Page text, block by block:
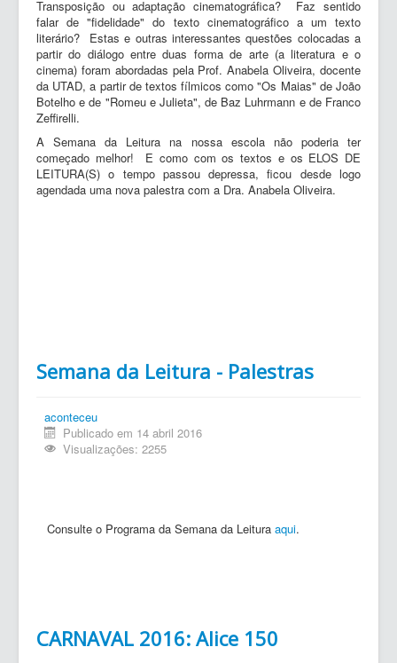
Transposição ou adaptação cinematográfica? Faz sentido
falar de "fidelidade" do texto cinematográfico a um texto
literário? Estas e outras interessantes questões colocadas a
partir do diálogo entre duas forma de arte (a literatura e o
cinema) foram abordadas pela Prof. Anabela Oliveira, docente
da UTAD, a partir de textos fílmicos como "Os Maias" de João
Botelho e de "Romeu e Julieta", de Baz Luhrmann e de Franco
Zeffirelli.
A Semana da Leitura na nossa escola não poderia ter
começado melhor! E como com os textos e os ELOS DE
LEITURA(S) o tempo passou depressa, ficou desde logo
agendada uma nova palestra com a Dra. Anabela Oliveira.
Semana da Leitura - Palestras
aconteceu
Publicado em 14 abril 2016
Visualizações: 2255
Consulte o Programa da Semana da Leitura aqui.
CARNAVAL 2016: Alice 150